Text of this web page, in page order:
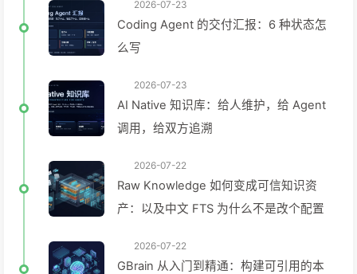
2026-07-23
Coding Agent 的交付汇报：6 种状态怎
么写
2026-07-23
AI Native 知识库：给人维护，给 Agent
调用，给双方追溯
2026-07-22
Raw Knowledge 如何变成可信知识资
产：以及中文 FTS 为什么不是改个配置
2026-07-22
GBrain 从入门到精通：构建可引用的本